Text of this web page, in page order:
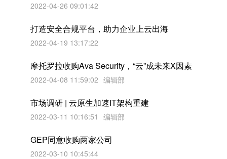
2022-04-26 09:01:42
打造安全合规平台，助力企业上云出海
2022-04-19 13:17:22
摩托罗拉收购Ava Security，“云”成未来X因素
2022-04-08 11:59:02 编辑部
市场调研 | 云原生加速IT架构重建
2022-03-11 10:16:51 编辑部
GEP同意收购两家公司
2022-03-10 10:45:44